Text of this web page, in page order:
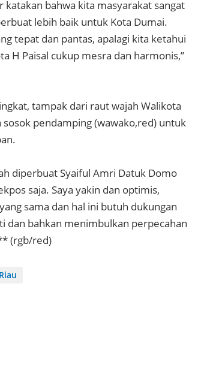
katakan bahwa kita masyarakat sangat
lebih baik untuk Kota Dumai.
tepat dan pantas, apalagi kita ketahui
H Paisal cukup mesra dan harmonis,”
tampak dari raut wajah Walikota
pendamping (wawako,red) untuk
diperbuat Syaiful Amri Datuk Domo
saja. Saya yakin dan optimis,
sama dan hal ini butuh dukungan
dan bahkan menimbulkan perpecahan
(rgb/red)
Riau